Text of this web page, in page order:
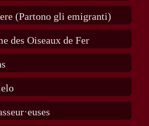
(Partono gli emigranti)
des Oiseaux de Fer